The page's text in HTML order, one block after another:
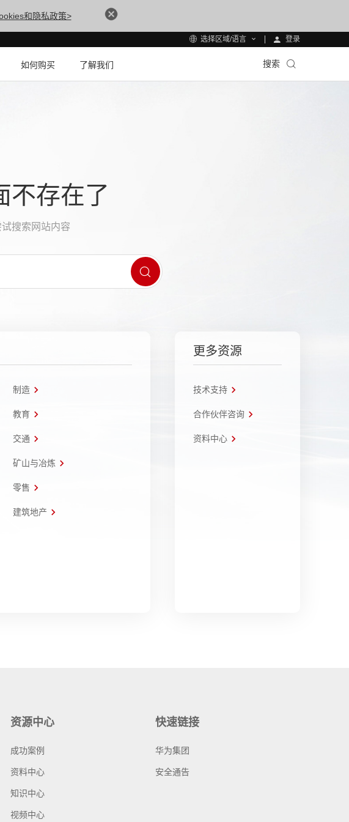
和隐私政策>
选择区域/语言 登录
如何购买 了解我们 搜索
不存在了
搜索网站内容
制造
教育
交通
矿山与冶炼
零售
建筑地产
更多资源
技术支持
合作伙伴咨询
资料中心
资源中心
成功案例
资料中心
知识中心
视频中心
快速链接
华为集团
安全通告